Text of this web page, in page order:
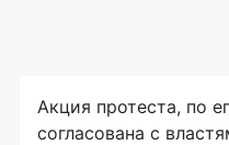
Акция протеста, по
согласована с